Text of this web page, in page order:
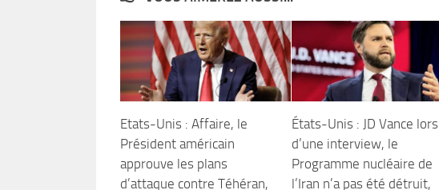
Etats-Unis : Affaire, le
Président américain
approuve les plans
d’attaque contre Téhéran,
États-Unis : JD Vance lors
d’une interview, le
Programme nucléaire de
l’Iran n’a pas été détruit,